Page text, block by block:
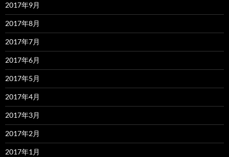
2017年9月
2017年8月
2017年7月
2017年6月
2017年5月
2017年4月
2017年3月
2017年2月
2017年1月